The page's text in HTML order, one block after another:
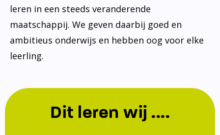
leren in een steeds veranderende
maatschappij. We geven daarbij goed en
ambitieus onderwijs en hebben oog voor elke
leerling.
Dit leren wij ....